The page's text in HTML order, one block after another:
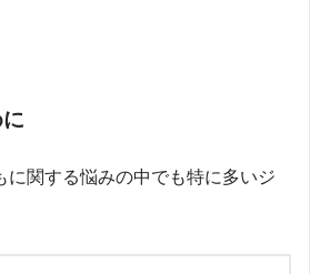
に関する悩みの中でも特に多いジ